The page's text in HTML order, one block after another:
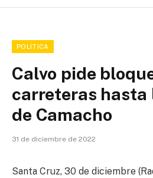
POLÍTICA
Calvo pide
carreteras hasta
de Camacho
31 de diciembre de 2022
Santa Cruz, 30 de diciembre